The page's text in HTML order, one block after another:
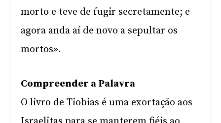
morto e teve de fugir secretamente; e
agora anda aí de novo a sepultar os
mortos».
Compreender a Palavra
O livro de Tiobias é uma exortação aos